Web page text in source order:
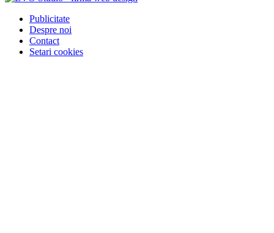
Publicitate
Despre noi
Contact
Setari cookies